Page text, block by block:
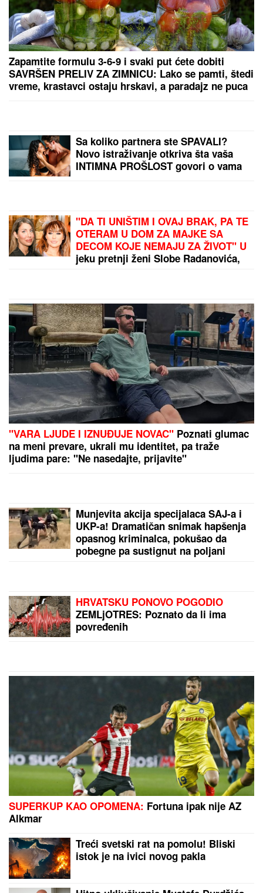
Zapamtite formulu 3-6-9 i svaki put ćete dobiti
SAVRŠEN PRELIV ZA ZIMNICU: Lako se pamti, štedi
vreme, krastavci ostaju hrskavi, a paradajz ne puca
Sa koliko partnera ste SPAVALI?
Novo istraživanje otkriva šta vaša
INTIMNA PROŠLOST govori o vama
"DA TI UNIŠTIM I OVAJ BRAK, PA TE
OTERAM U DOM ZA MAJKE SA
DECOM KOJE NEMAJU ZA ŽIVOT" U
jeku pretnji ženi Slobe Radanovića,
"VARA LJUDE I IZNUĐUJE NOVAC" Poznati glumac
na meni prevare, ukrali mu identitet, pa traže
ljudima pare: "Ne nasedajte, prijavite"
Munjevita akcija specijalaca SAJ-a i
UKP-a! Dramatičan snimak hapšenja
opasnog kriminalca, pokušao da
pobegne pa sustignut na poljani
HRVATSKU PONOVO POGODIO
ZEMLjOTRES: Poznato da li ima
povređenih
SUPERKUP KAO OPOMENA: Fortuna ipak nije AZ
Alkmar
Treći svetski rat na pomolu! Bliski
istok je na ivici novog pakla